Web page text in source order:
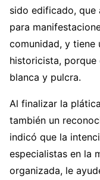
sido edificado, que
para
comunidad, y tiene
historicista, porque
blanca y pulcra.
Al finalizar la
también un
indicó que la
especialistas en la
organizada, le